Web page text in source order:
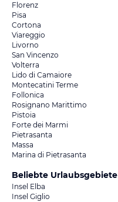
Florenz
Pisa
Cortona
Viareggio
Livorno
San Vincenzo
Volterra
Lido di Camaiore
Montecatini Terme
Follonica
Rosignano Marittimo
Pistoia
Forte dei Marmi
Pietrasanta
Massa
Marina di Pietrasanta
Beliebte Urlaubsgebiete
Insel Elba
Insel Giglio